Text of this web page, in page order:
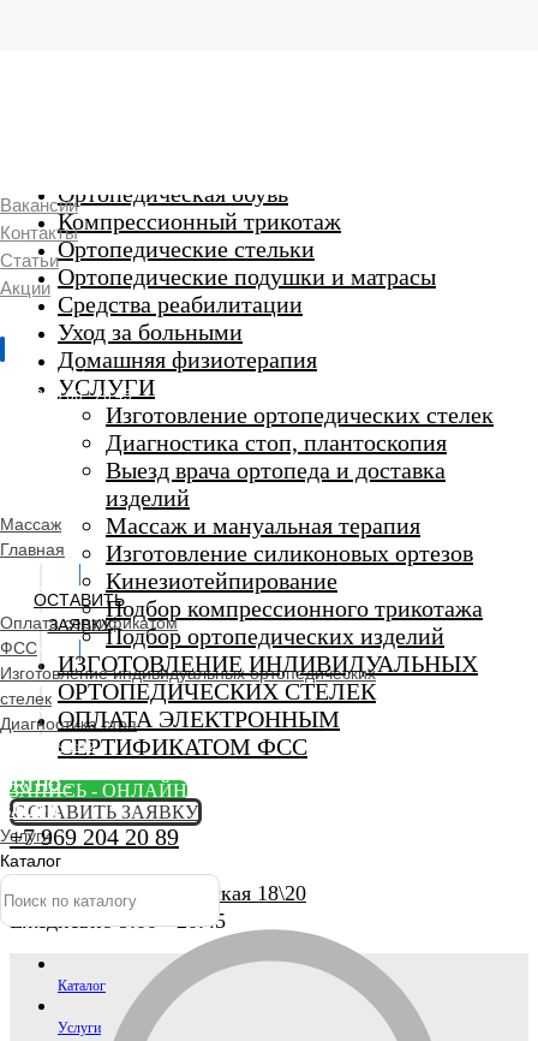
г. Люберцы
Пн-Вс 9:00 - 20:45
салон
Ортопедическая обувь
Компрессионный трикотаж
Ортопедические стельки
Ортопедические подушки и матрасы
Средства реабилитации
Уход за больными
Домашняя физиотерапия
УСЛУГИ
Изготовление ортопедических стелек
Диагностика стоп, плантоскопия
Выезд врача ортопеда и доставка
изделий
Массаж и мануальная терапия
Изготовление силиконовых ортезов
Кинезиотейпирование
Подбор компрессионного трикотажа
Подбор ортопедических изделий
ИЗГОТОВЛЕНИЕ ИНДИВИДУАЛЬНЫХ
ОРТОПЕДИЧЕСКИХ СТЕЛЕК
ОПЛАТА ЭЛЕКТРОННЫМ
СЕРТИФИКАТОМ ФСС
ЗАПИСЬ - ОНЛАЙН
ОСТАВИТЬ ЗАЯВКУ
+7 969 204 20 89
г. Люберцы, Смирновская 18\20
Ежедневно 9:00 - 20:45
Каталог
Услуги
Вакансии
Контакты
Статьи
Акции
Массаж
Главная
ОСТАВИТЬ
ЗАЯВКУ
Оплата сертификатом
ФСС
Изготовление индивидуальных ортопедических
стелек
Диагностика стоп
Ортопедический
ORTHO -
SALON
Услуги
Каталог